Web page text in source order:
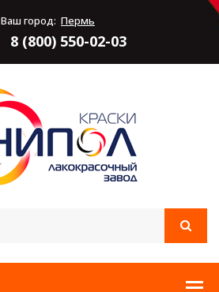
Ваш город: Пермь
8 (800) 550-02-03